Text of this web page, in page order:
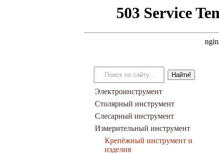
Электроинструмент
Столярный инструмент
Слесарный инструмент
Измерительный инструмент
Крепёжный инструмент и
изделия